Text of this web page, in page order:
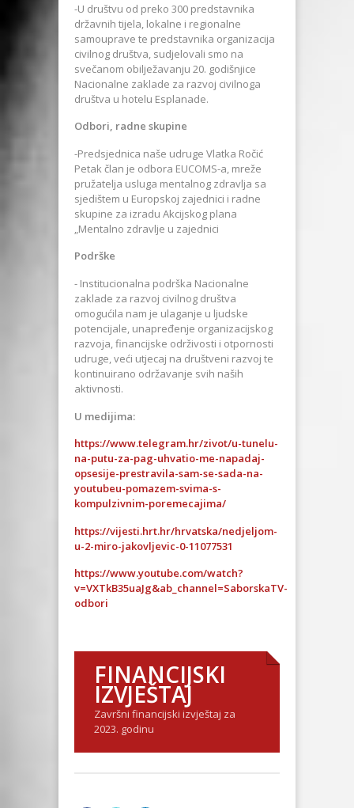
-U društvu od preko 300 predstavnika
državnih tijela, lokalne i regionalne
samouprave te predstavnika organizacija
civilnog društva, sudjelovali smo na
svečanom obilježavanju 20. godišnjice
Nacionalne zaklade za razvoj civilnoga
društva u hotelu Esplanade.
Odbori, radne skupine
-Predsjednica naše udruge Vlatka Ročić
Petak član je odbora EUCOMS-a, mreže
pružatelja usluga mentalnog zdravlja sa
sjedištem u Europskoj zajednici i radne
skupine za izradu Akcijskog plana
„Mentalno zdravlje u zajednici
Podrške
- Institucionalna podrška Nacionalne
zaklade za razvoj civilnog društva
omogućila nam je ulaganje u ljudske
potencijale, unapređenje organizacijskog
razvoja, financijske održivosti i otpornosti
udruge, veći utjecaj na društveni razvoj te
kontinuirano održavanje svih naših
aktivnosti.
U medijima:
https://www.telegram.hr/zivot/u-tunelu-
na-putu-za-pag-uhvatio-me-napadaj-
opsesije-prestravila-sam-se-sada-na-
youtubeu-pomazem-svima-s-
kompulzivnim-poremecajima/
https://vijesti.hrt.hr/hrvatska/nedjeljom-
u-2-miro-jakovljevic-0-11077531
https://www.youtube.com/watch?
v=VXTkB35uaJg&ab_channel=SaborskaTV-
odbori
FINANCIJSKI
IZVJEŠTAJ
Završni financijski izvještaj za
2023. godinu